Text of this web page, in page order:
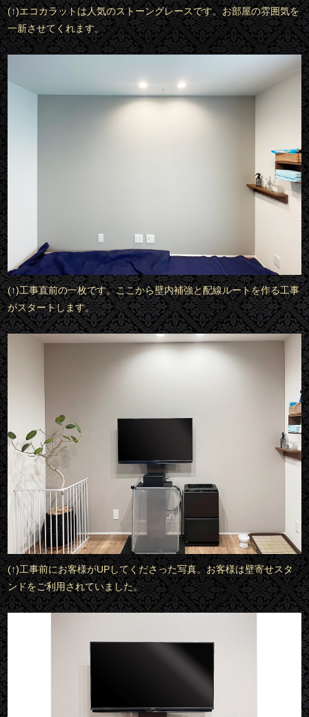
(↑)エコカラットは人気のストーングレースです。お部屋の雰囲気を
一新させてくれます。
(↑)工事直前の一枚です。ここから壁内補強と配線ルートを作る工事
がスタートします。
(↑)工事前にお客様がUPしてくださった写真。お客様は壁寄せスタ
ンドをご利用されていました。